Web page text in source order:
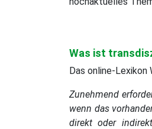
Was ist
Das online-
Zunehmend
wenn das
direkt oder